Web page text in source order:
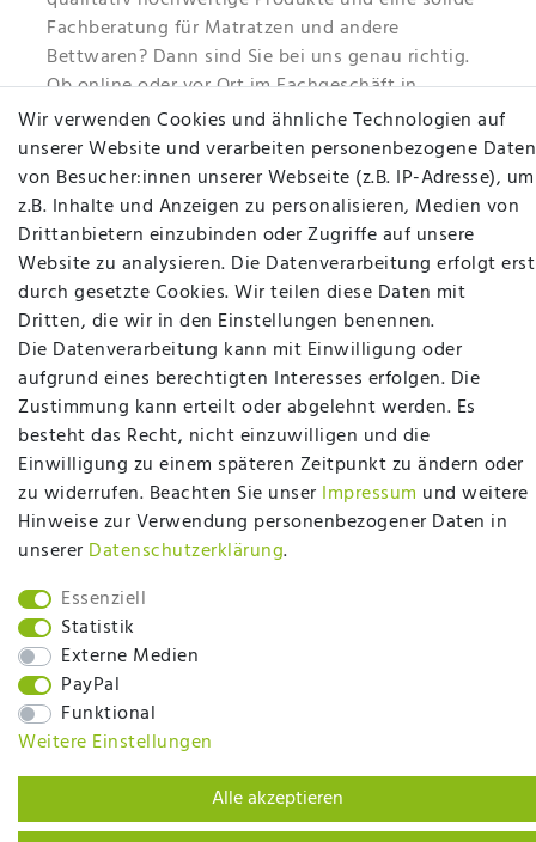
Fachberatung für Matratzen und andere
Bettwaren? Dann sind Sie bei uns genau richtig.
Ob online oder vor Ort im Fachgeschäft in
Ibbenbüren - wir beraten Sie gerne!
Mehr erfahren
Wir verwenden Cookies und ähnliche Technologien auf
unserer Website und verarbeiten personenbezogene Daten
von Besucher:innen unserer Webseite (z.B. IP-Adresse), um
z.B. Inhalte und Anzeigen zu personalisieren, Medien von
Drittanbietern einzubinden oder Zugriffe auf unsere
Website zu analysieren. Die Datenverarbeitung erfolgt erst
durch gesetzte Cookies. Wir teilen diese Daten mit
Dritten, die wir in den Einstellungen benennen.
Die Datenverarbeitung kann mit Einwilligung oder
aufgrund eines berechtigten Interesses erfolgen. Die
Zustimmung kann erteilt oder abgelehnt werden. Es
besteht das Recht, nicht einzuwilligen und die
Einwilligung zu einem späteren Zeitpunkt zu ändern oder
zu widerrufen. Beachten Sie unser Impressum und weitere
Hinweise zur Verwendung personenbezogener Daten in
unserer Daten­schutz­erklärung.
Essenziell
Statistik
Externe Medien
PayPal
Funktional
Weitere Einstellungen
Alle akzeptieren
plentymarkets Template von Plenty Lions
BACK TO TOP